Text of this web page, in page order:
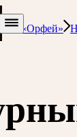
«Орфей»